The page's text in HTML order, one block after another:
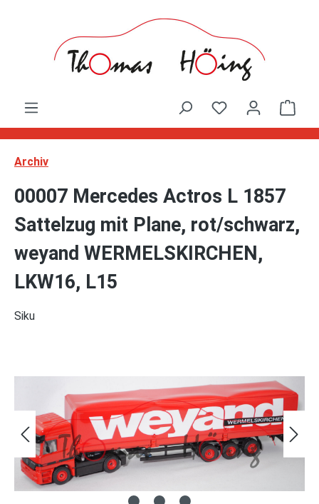
Archiv
00007 Mercedes Actros L 1857
Sattelzug mit Plane, rot/schwarz,
weyand WERMELSKIRCHEN,
LKW16, L15
Siku